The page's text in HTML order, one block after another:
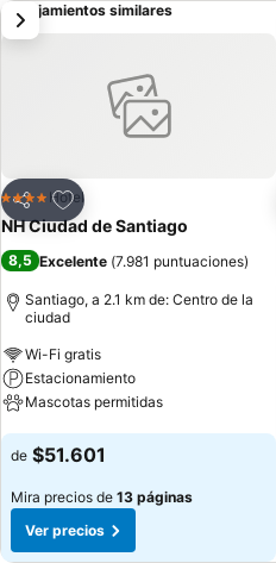
Alojamientos similares
Compartir
Agregar a favoritos
4 EstrellasHotel
NH Ciudad de Santiago
8,5 Excelente (7.981 puntuaciones)
Santiago, a 2.1 km de: Centro de la
ciudad
Wi-Fi gratis
Estacionamiento
Mascotas permitidas
Ver precios
de $51.601
Mira precios de 13 páginas
Ver precios
siguiente